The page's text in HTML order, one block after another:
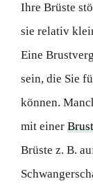
Ihre Brüste
sie relativ
Eine
sein, die Sie
können.
mit einer
Brüste z. B.